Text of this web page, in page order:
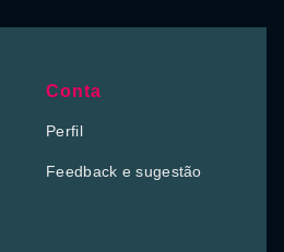
Conta
Perfil
Feedback e sugestão